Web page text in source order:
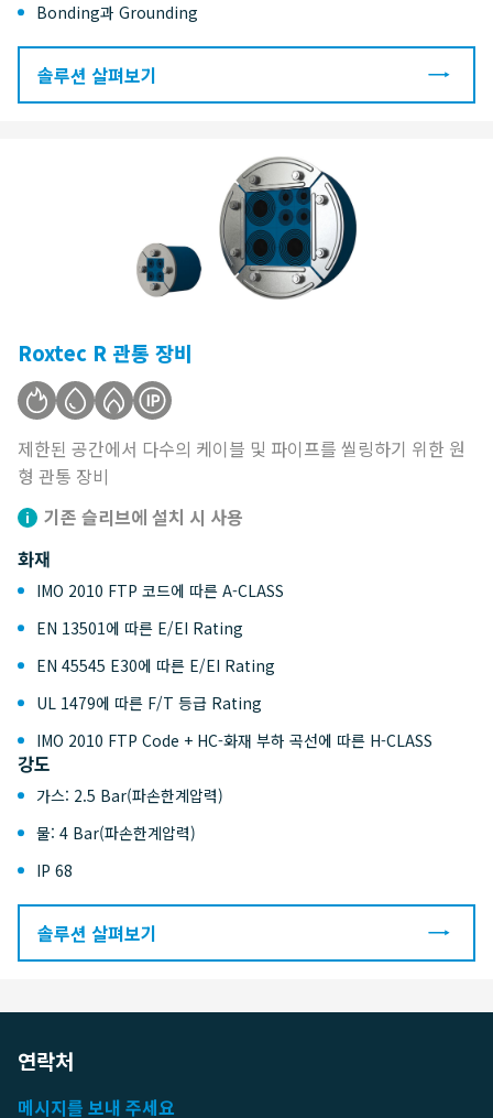
Bonding과 Grounding
솔루션 살펴보기
Roxtec R 관통 장비
제한된 공간에서 다수의 케이블 및 파이프를 씰링하기 위한 원
형 관통 장비
기존 슬리브에 설치 시 사용
화재
IMO 2010 FTP 코드에 따른 A-CLASS
EN 13501에 따른 E/EI Rating
EN 45545 E30에 따른 E/EI Rating
UL 1479에 따른 F/T 등급 Rating
IMO 2010 FTP Code + HC-화재 부하 곡선에 따른 H-CLASS
강도
가스: 2.5 Bar(파손한계압력)
물: 4 Bar(파손한계압력)
IP 68
솔루션 살펴보기
연락처
메시지를 보내 주세요